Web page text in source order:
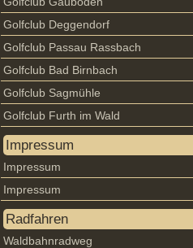
Golfclub Deggendorf
Golfclub Passau Rassbach
Golfclub Bad Birnbach
Golfclub Sagmühle
Golfclub Furth im Wald
Impressum
Impressum
Impressum
Radfahren
Waldbahnradweg